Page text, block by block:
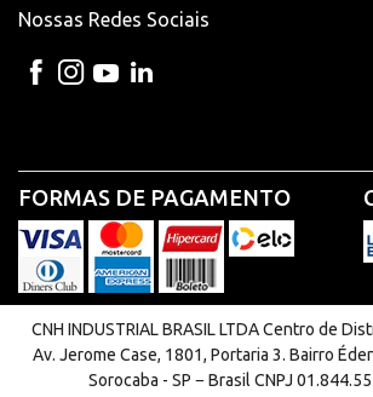
Nossas Redes Sociais
FORMAS DE PAGAMENTO
CNH INDUSTRIAL BRASIL LTDA Centro de
Av. Jerome Case, 1801, Portaria 3. Bairro
Sorocaba - SP − Brasil CNPJ